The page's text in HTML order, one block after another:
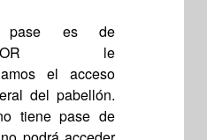
es de
le
el acceso
del pabellón.
tiene pase de